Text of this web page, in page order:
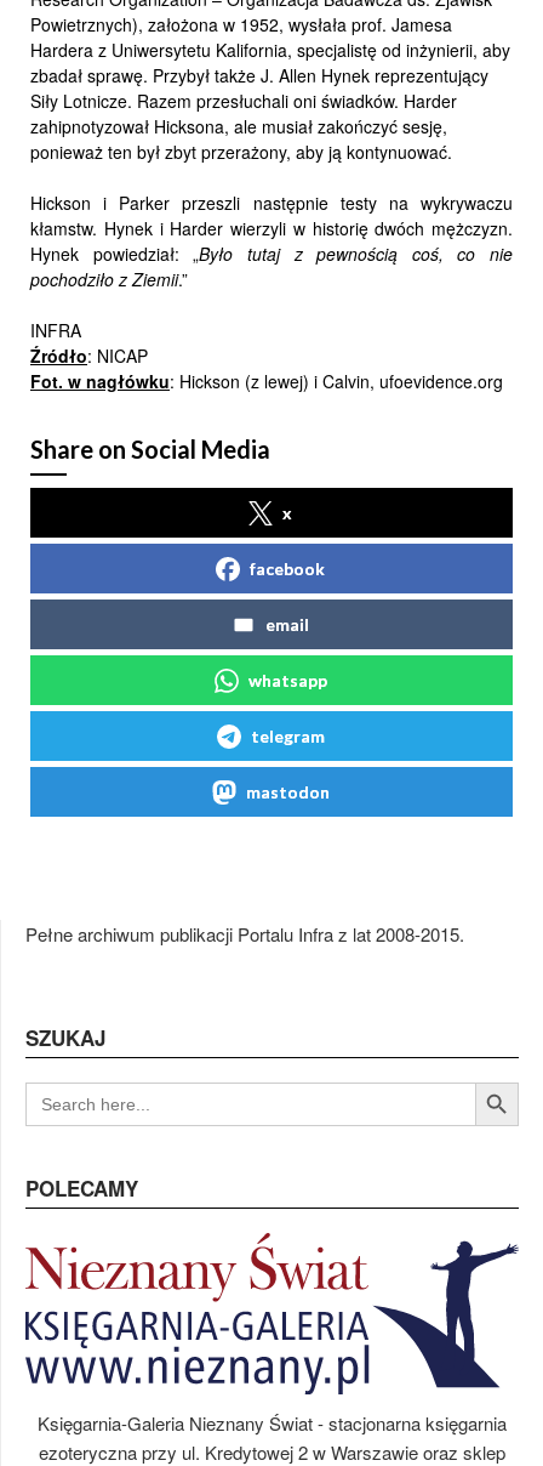
Powietrznych), założona w 1952, wysłała prof. Jamesa
Hardera z Uniwersytetu Kalifornia, specjalistę od inżynierii, aby
zbadał sprawę. Przybył także J. Allen Hynek reprezentujący
Siły Lotnicze. Razem przesłuchali oni świadków. Harder
zahipnotyzował Hicksona, ale musiał zakończyć sesję,
ponieważ ten był zbyt przerażony, aby ją kontynuować.
Hickson i Parker przeszli następnie testy na wykrywaczu
kłamstw. Hynek i Harder wierzyli w historię dwóch mężczyzn.
Hynek powiedział: „Było tutaj z pewnością coś, co nie
pochodziło z Ziemii.”
INFRA
Źródło: NICAP
Fot. w nagłówku: Hickson (z lewej) i Calvin, ufoevidence.org
Share on Social Media
x
facebook
email
whatsapp
telegram
mastodon
Pełne archiwum publikacji Portalu Infra z lat 2008-2015.
SZUKAJ
SEARCH
FOR:
Search Button
POLECAMY
Księgarnia-Galeria Nieznany Świat - stacjonarna księgarnia
ezoteryczna przy ul. Kredytowej 2 w Warszawie oraz sklep